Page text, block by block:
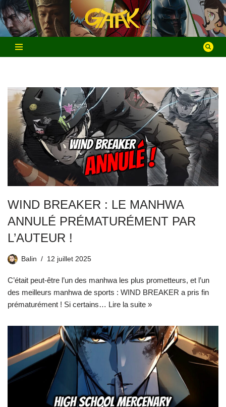
Aller
au
contenu
WIND BREAKER : LE MANHWA
ANNULÉ PRÉMATURÉMENT PAR
L’AUTEUR !
Balin 12 juillet 2025
C’était peut-être l’un des manhwa les plus prometteurs, et l’un
des meilleurs manhwa de sports : WIND BREAKER a pris fin
prématurément ! Si certains… Lire la suite »